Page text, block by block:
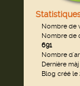
Nombre de
Nombre de
691
Nombre
Dernière
Blog créé le